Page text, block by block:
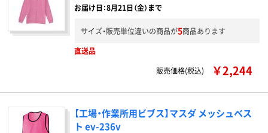
お届け日：8月21日（金）まで
サイズ・販売単位違いの商品が5商品あります
直送品
販売価格(税込)
￥2,244
【工場・作業所用ビブス】マスダ メッシュベス
ト ev-236v